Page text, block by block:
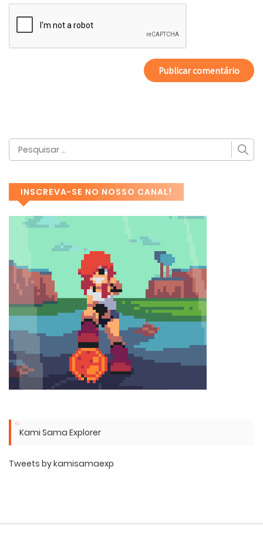
INSCREVA-SE NO NOSSO CANAL!
Kami Sama Explorer
Tweets by kamisamaexp